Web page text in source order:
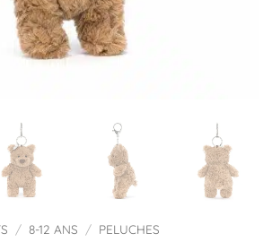
/ 8-12 ANS / PELUCHES